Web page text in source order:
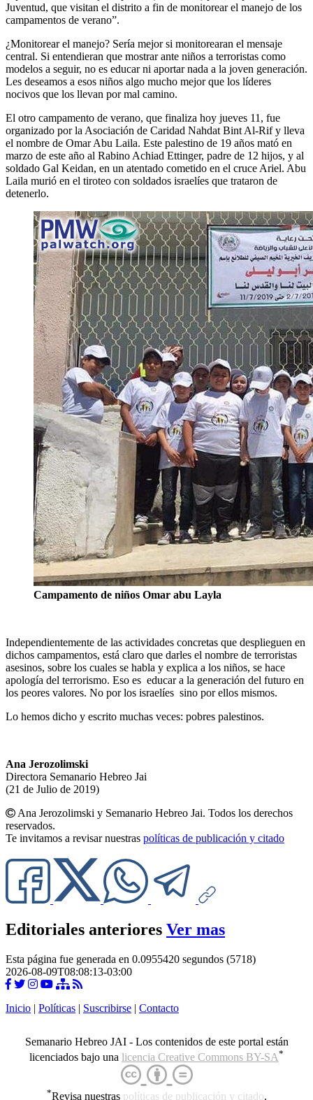
Juventud, que visitan el distrito a fin de monitorear el manejo de los
campamentos de verano”.
¿Monitorear el manejo? Sería mejor si monitorearan el mensaje
central. Si entendieran que mostrar ante niños a terroristas como
modelos a seguir, no es educar ni aportar nada a la joven generación.
Les deseamos a esos niños algo mucho mejor que los líderes
nocivos que los llevan por mal camino.
El otro campamento de verano, que finaliza hoy jueves 11, fue
organizado por la Asociación de Caridad Nahdat Bint Al-Rif y lleva
el nombre de Omar Abu Laila. Este palestino de 19 años mató en
marzo de este año al Rabino Achiad Ettinger, padre de 12 hijos, y al
soldado Gal Keidan, en un atentado cometido en el cruce Ariel. Abu
Laila murió en el tiroteo con soldados israelíes que trataron de
detenerlo.
Campamento de niños Omar abu Layla
Independientemente de las actividades concretas que desplieguen en
dichos campamentos, está claro que darles el nombre de terroristas
asesinos, sobre los cuales se habla y explica a los niños, se hace
apología del terrorismo. Eso es educar a la generación del futuro en
los peores valores. No por los israelíes sino por ellos mismos.
Lo hemos dicho y escrito muchas veces: pobres palestinos.
Ana Jerozolimski
Directora Semanario Hebreo Jai
(21 de Julio de 2019)
Ana Jerozolimski y Semanario Hebreo Jai. Todos los derechos
reservados.
Te invitamos a revisar nuestras políticas de publicación y citado
Editoriales anteriores Ver mas
Esta página fue generada en 0.0955420 segundos (5718)
2026-08-09T08:08:13-03:00
Inicio | Políticas | Suscribirse | Contacto
Semanario Hebreo JAI - Los contenidos de este portal están
licenciados bajo una licencia Creative Commons BY-SA*
*Revisa nuestras políticas de publicación y citado.